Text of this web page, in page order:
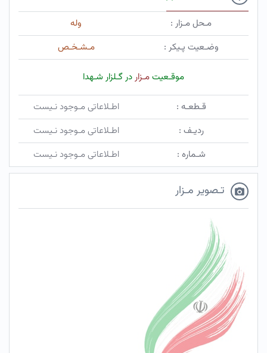
مـحل مـزار :
وله
وضـعیت پـیکر :
مـشـخـص
موقـعیتمـزاردر گـلزار شـهدا
قـطعـه :
اطـلاعاتی مـوجود نـیست
ردیـف :
اطـلاعاتی مـوجود نـیست
شـماره :
اطـلاعاتی مـوجود نـیست
تـصویر مـزار